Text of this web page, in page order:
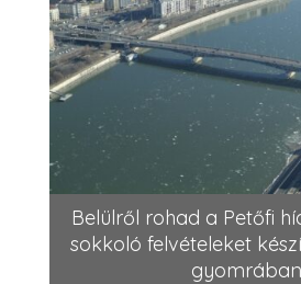
Belülről rohad a Petőfi
sokkoló felvételeket
gyomrában